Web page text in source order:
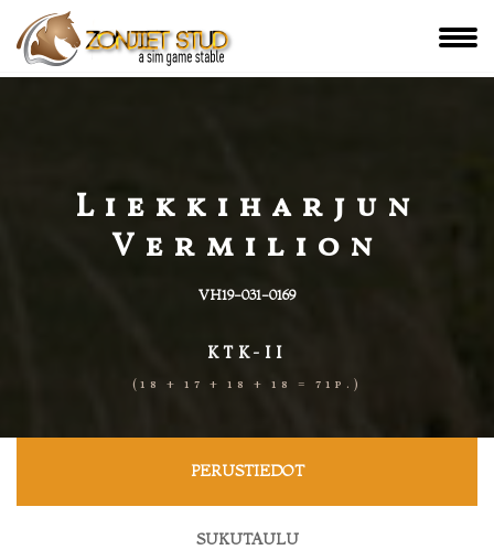
Liekkiharjun
Vermilion
VH19-031-0169
KTK-II
(18 + 17 + 18 + 18 = 71p.)
PERUSTIEDOT
SUKUTAULU